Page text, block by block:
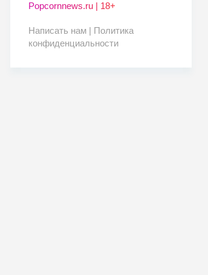
Popcornnews.ru | 18+
Написать нам | Политика
конфиденциальности